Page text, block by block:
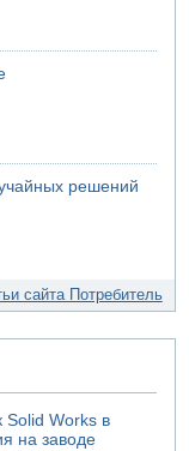
решений
сайта Потребитель
Solid Works в
на заводе